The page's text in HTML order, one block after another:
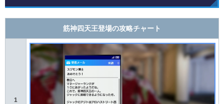
筋神四天王登場の攻略チャート
1